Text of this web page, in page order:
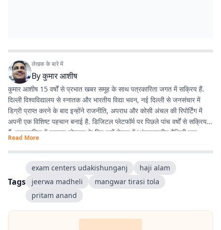
लेखक के बारे में
Byकुमार आशीष
कुमार आशीष 15 वर्षों से प्रभात खबर समूह के साथ पत्रकारिता जगत में सक्रिय हैं.
दिल्ली विश्वविद्यालय से स्नातक और भारतीय विद्या भवन, नई दिल्ली से जनसंचार में
डिग्री प्राप्त करने के बाद इन्होंने राजनीति, अपराध और कोसी अंचल की रिपोर्टिंग में
अपनी एक विशिष्ट पहचान बनाई है. डिजिटल प्लेटफॉर्म पर पिछले पांच वर्षों से सक्रिय
हैं. पत्रकारिता में उत्कृष्ट योगदान के लिए इन्हें नेपाल में 'अंतरराष्ट्रीय मैथिली युवा
पत्रकारिता सम्मान' से नवाजा जा चुका है.
Read More
Tags
exam centers udakishunganj
haji alam
jeerwa madheli
mangwar tirasi tola
pritam anand